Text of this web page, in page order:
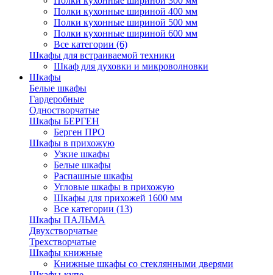
Полки кухонные шириной 400 мм
Полки кухонные шириной 500 мм
Полки кухонные шириной 600 мм
Все категории (6)
Шкафы для встраиваемой техники
Шкаф для духовки и микроволновки
Шкафы
Белые шкафы
Гардеробные
Одностворчатые
Шкафы БЕРГЕН
Берген ПРО
Шкафы в прихожую
Узкие шкафы
Белые шкафы
Распашные шкафы
Угловые шкафы в прихожую
Шкафы для прихожей 1600 мм
Все категории (13)
Шкафы ПАЛЬМА
Двухстворчатые
Трехстворчатые
Шкафы книжные
Книжные шкафы со стеклянными дверями